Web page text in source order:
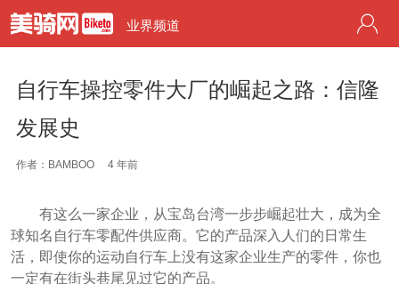
业界频道
自行车操控零件大厂的崛起之路：信隆
发展史
作者：BAMBOO 4 年前
有这么一家企业，从宝岛台湾一步步崛起壮大，成为全
球知名自行车零配件供应商。它的产品深入人们的日常生
活，即使你的运动自行车上没有这家企业生产的零件，你也
一定有在街头巷尾见过它的产品。